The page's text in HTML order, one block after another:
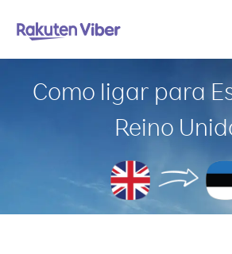
Como ligar para
Reino